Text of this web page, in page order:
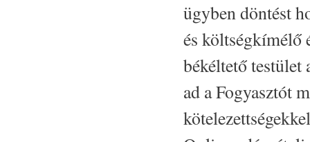
ügyben döntést
és költségkímélő
békéltető testület
ad a Fogyasztót